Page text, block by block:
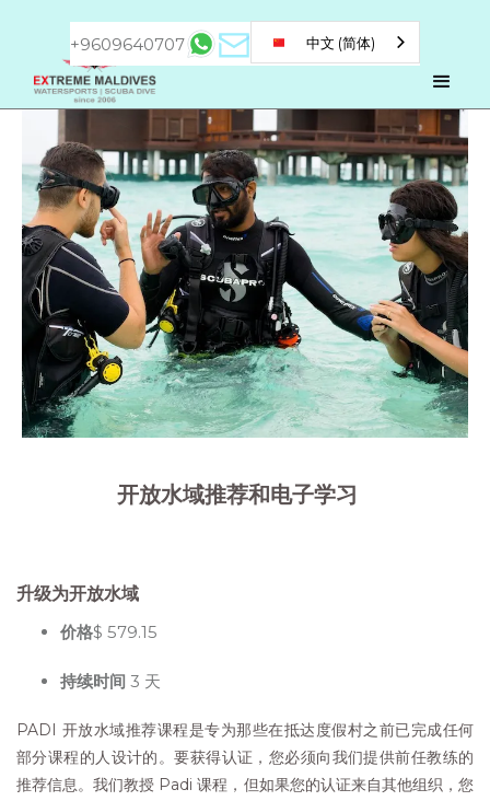
中文 (简体)
+9609640707
开放水域推荐和电子学习
升级为开放水域
价格$ 579.15
持续时间 3 天
PADI 开放水域推荐课程是专为那些在抵达度假村之前已完成任何
部分课程的人设计的。要获得认证，您必须向我们提供前任教练的
推荐信息。我们教授 Padi 课程，但如果您的认证来自其他组织，您